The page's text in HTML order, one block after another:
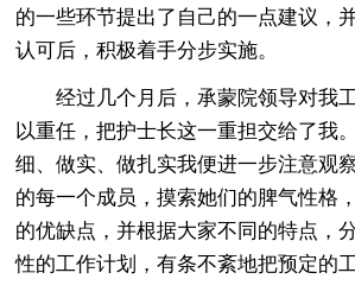
的一些环节提出了自己的一点建议，
认可后，积极着手分步实施。
经过几个月后，承蒙院领导对我
以重任，把护士长这一重担交给了我
细、做实、做扎实我便进一步注意观
的每一个成员，摸索她们的脾气性格
的优缺点，并根据大家不同的特点，
性的工作计划，有条不紊地把预定的